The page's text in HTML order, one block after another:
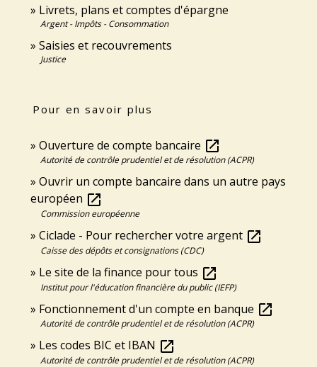
Livrets, plans et comptes d'épargne
Argent - Impôts - Consommation
Saisies et recouvrements
Justice
Pour en savoir plus
Ouverture de compte bancaire open_in_new
Autorité de contrôle prudentiel et de résolution (ACPR)
Ouvrir un compte bancaire dans un autre pays
européen open_in_new
Commission européenne
Ciclade - Pour rechercher votre argent open_in_new
Caisse des dépôts et consignations (CDC)
Le site de la finance pour tous open_in_new
Institut pour l'éducation financière du public (IEFP)
Fonctionnement d'un compte en banque open_in_new
Autorité de contrôle prudentiel et de résolution (ACPR)
Les codes BIC et IBAN open_in_new
Autorité de contrôle prudentiel et de résolution (ACPR)